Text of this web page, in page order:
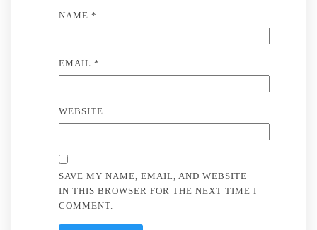
NAME *
EMAIL *
WEBSITE
SAVE MY NAME, EMAIL, AND WEBSITE
IN THIS BROWSER FOR THE NEXT TIME I
COMMENT.